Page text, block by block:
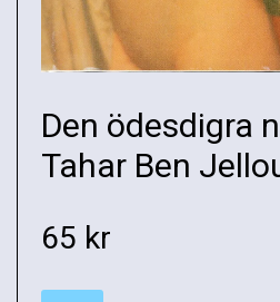
Den ödesdigra
Tahar Ben
65 kr